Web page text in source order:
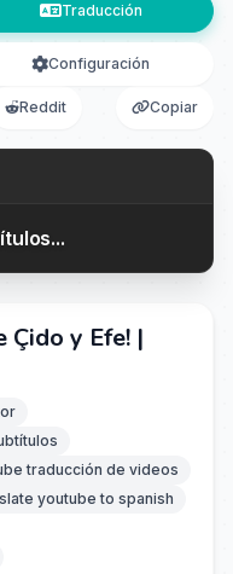
Traducción
Configuración
Reddit Copiar
Çido y Efe! |
traducción de videos
youtube to spanish